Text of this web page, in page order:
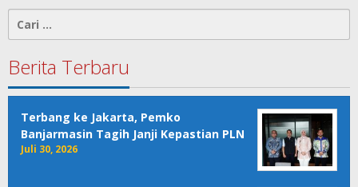
Cari
Berita Terbaru
Terbang ke Jakarta, Pemko
Banjarmasin Tagih Janji Kepastian PLN
Juli 30, 2026